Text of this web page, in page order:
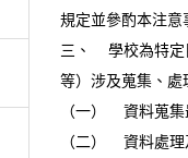
規定並參酌本注意
三、 學校為特定
等）涉及蒐集、處
（一） 資料蒐集
（二） 資料處理